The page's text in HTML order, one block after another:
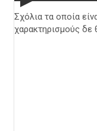
Σχόλια τα οποία
χαρακτηρισμούς δε